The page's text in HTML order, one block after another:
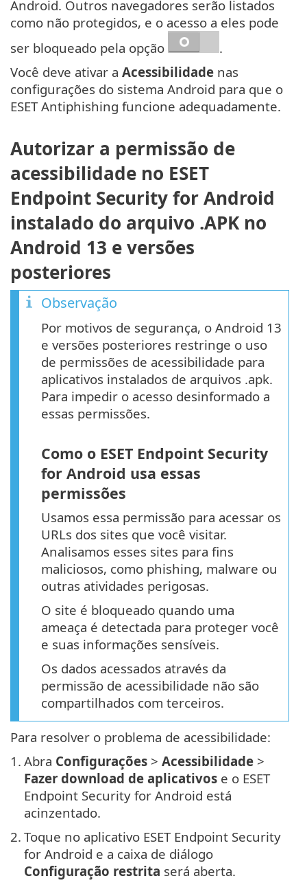
Android. Outros navegadores serão listados
como não protegidos, e o acesso a eles pode
ser bloqueado pela opção
.
Você deve ativar a Acessibilidade nas
configurações do sistema Android para que o
ESET Antiphishing funcione adequadamente.
Autorizar a permissão de
acessibilidade no ESET
Endpoint Security for Android
instalado do arquivo .APK no
Android 13 e versões
posteriores
Observação
Por motivos de segurança, o Android 13
e versões posteriores restringe o uso
de permissões de acessibilidade para
aplicativos instalados de arquivos .apk.
Para impedir o acesso desinformado a
essas permissões.
Como o ESET Endpoint Security
for Android usa essas
permissões
Usamos essa permissão para acessar os
URLs dos sites que você visitar.
Analisamos esses sites para fins
maliciosos, como phishing, malware ou
outras atividades perigosas.
O site é bloqueado quando uma
ameaça é detectada para proteger você
e suas informações sensíveis.
Os dados acessados através da
permissão de acessibilidade não são
compartilhados com terceiros.
Para resolver o problema de acessibilidade:
1. Abra Configurações > Acessibilidade >
Fazer download de aplicativos e o ESET
Endpoint Security for Android está
acinzentado.
2. Toque no aplicativo ESET Endpoint Security
for Android e a caixa de diálogo
Configuração restrita será aberta.